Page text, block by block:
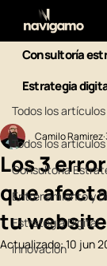
Consultoría
Estrategia
Todos los artículos
Consultoría
Entrenamiento y
Estrategia Digital
Innovación
Todos los artículos
Los 3
que
tu website
Camilo Ramirez
Actualizado:10 jun